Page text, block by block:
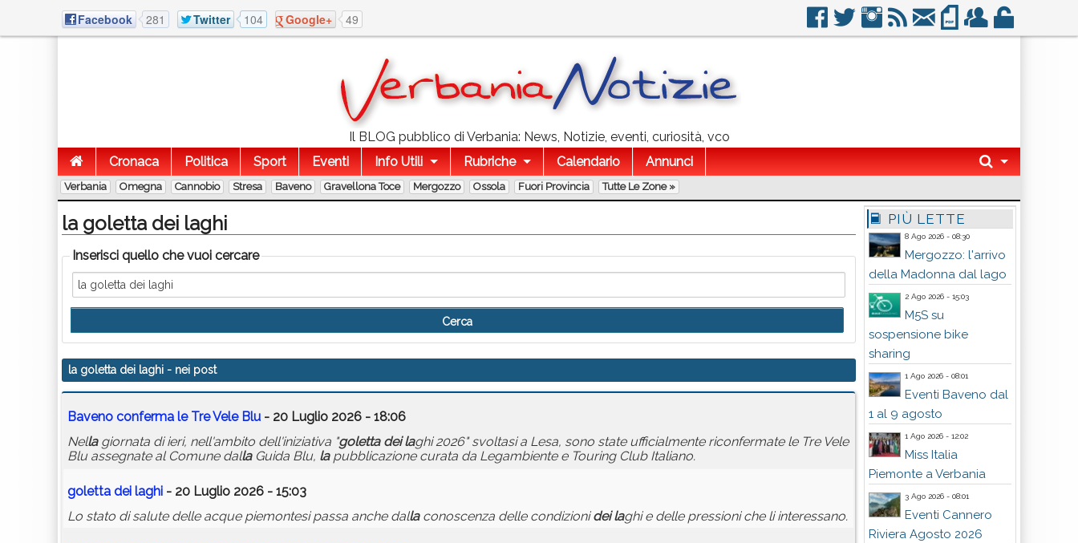
Facebook 281 Twitter 104 Google+ 49
Il BLOG pubblico di Verbania: News, Notizie, eventi, curiosità, vco
Cronaca
Politica Sport Eventi Info Utili Rubriche Calendario Annunci
Verbania Omegna Cannobio Stresa Baveno Gravellona Toce Mergozzo Ossola Fuori Provincia Tutte Le Zone »
la goletta dei laghi
Inserisci quello che vuoi cercare
la goletta dei laghi - nei post
Baveno conferma le Tre Vele Blu - 20 Luglio 2026 - 18:06
Nellagiornata di ieri, nell'ambito dell'iniziativa "goletta dei laghi 2026" svoltasi a Lesa, sono state ufficialmente riconfermate le Tre Vele
Blu assegnate al Comune dallaGuida Blu, lapubblicazione curata da Legambiente e Touring Club Italiano.
goletta dei laghi - 20 Luglio 2026 - 15:03
Lo stato di salute delle acque piemontesi passa anche dallaconoscenza delle condizionidei laghi e delle pressioni che li interessano.
PIÙ LETTE
8 Ago 2026 - 08:30
Mergozzo: l'arrivo
della Madonna dal lago
2 Ago 2026 - 15:03
M5S su
sospensione bike
sharing
1 Ago 2026 - 08:01
Eventi Baveno dal
1 al 9 agosto
1 Ago 2026 - 12:02
Miss Italia
Piemonte a Verbania
3 Ago 2026 - 08:01
Eventi Cannero
Riviera Agosto 2026